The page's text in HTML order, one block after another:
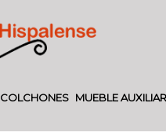
COLCHONES MUEBLE AUXILIAR